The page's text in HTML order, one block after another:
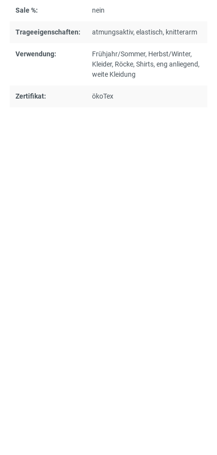
Sale %: nein
Trageeigenschaften: atmungsaktiv, elastisch, knitterarm
Verwendung: Frühjahr/Sommer, Herbst/Winter,
Kleider, Röcke, Shirts, eng anliegend,
weite Kleidung
Zertifikat: ökoTex